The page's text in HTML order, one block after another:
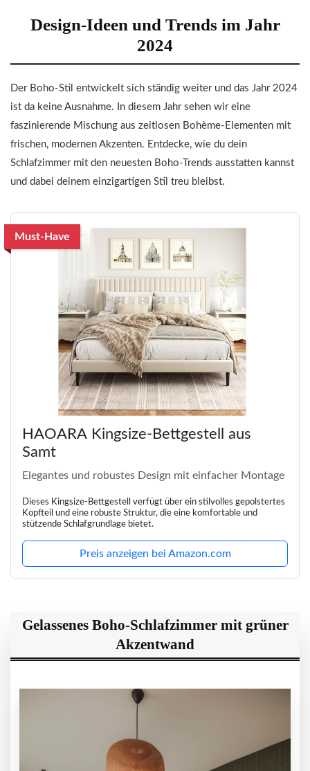
Design-Ideen und Trends im Jahr
2024
Der Boho-Stil entwickelt sich ständig weiter und das Jahr 2024
ist da keine Ausnahme. In diesem Jahr sehen wir eine
faszinierende Mischung aus zeitlosen Bohème-Elementen mit
frischen, modernen Akzenten. Entdecke, wie du dein
Schlafzimmer mit den neuesten Boho-Trends ausstatten kannst
und dabei deinem einzigartigen Stil treu bleibst.
Must-Have
HAOARA Kingsize-Bettgestell aus
Samt
Elegantes und robustes Design mit einfacher Montage
Dieses Kingsize-Bettgestell verfügt über ein stilvolles gepolstertes
Kopfteil und eine robuste Struktur, die eine komfortable und
stützende Schlafgrundlage bietet.
Preis anzeigen bei Amazon.com
Gelassenes Boho-Schlafzimmer mit grüner
Akzentwand